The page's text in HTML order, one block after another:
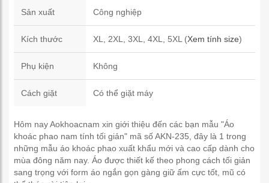
Sản xuất Công nghiệp
Kích thước XL, 2XL, 3XL, 4XL, 5XL (Xem tính size)
Phụ kiện Không
Cách giặt Có thể giặt máy
Hôm nay Aokhoacnam xin giới thiệu đến các bạn mẫu "Áo
khoác phao nam tính tối giản" mã số AKN-235, đây là 1 trong
những mẫu áo khoác phao xuất khẩu mới và cao cấp dành cho
mùa đông năm nay. Áo được thiết kế theo phong cách tối giản
sang trọng với form áo ngắn gọn gàng giữ ấm cực tốt, mũ có